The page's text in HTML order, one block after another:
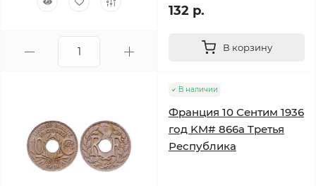
132 р.
В корзину
В наличии
Франция 10 Сентим 1936
год KM# 866a Tретья
Республика